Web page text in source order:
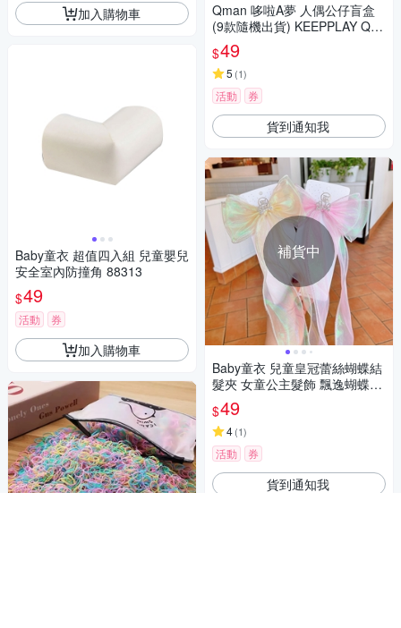
加入購物車
Baby童衣 超值四入組 兒童嬰兒
安全室內防撞角 88313
$49
活動 券
加入購物車
Qman 哆啦A夢 人偶公仔盲盒
(9款隨機出貨) KEEPPLAY QM
31709
$49
5 (1)
活動 券
貨到通知我
補貨中
Baby童衣 兒童皇冠蕾絲蝴蝶結
髮夾 女童公主髮飾 飄逸蝴蝶結
11778
$49
4(1)
活動 券
貨到通知我